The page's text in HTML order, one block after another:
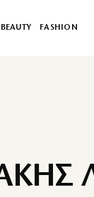
BEAUTY FASHION